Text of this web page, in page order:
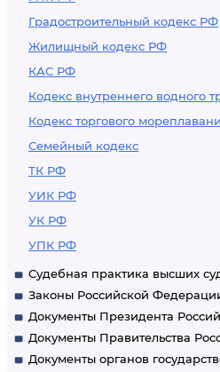
Градостроительный кодекс РФ
Жилищный кодекс РФ
КАС РФ
Кодекс внутреннего водного
Кодекс торгового
Семейный кодекс
ТК РФ
УИК РФ
УК РФ
УПК РФ
Судебная практика высших
Законы Российской
Документы Президента
Документы Правительства
Документы органов